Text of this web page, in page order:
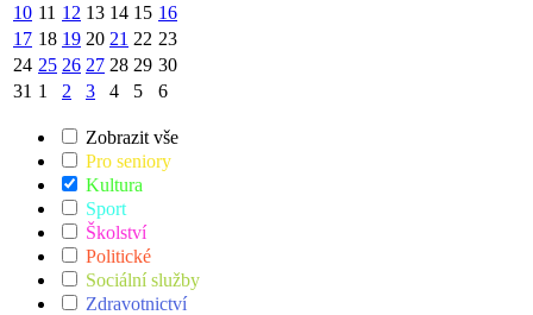
10 11 12 13 14 15 16
17 18 19 20 21 22 23
24 25 26 27 28 29 30
31 1 2 3 4 5 6
Zobrazit vše
Pro seniory
Kultura
Sport
Školství
Politické
Sociální služby
Zdravotnictví